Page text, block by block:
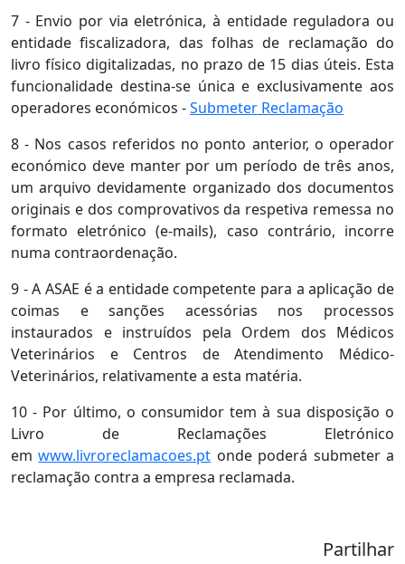
7 - Envio por via eletrónica, à entidade reguladora ou
entidade fiscalizadora, das folhas de reclamação do
livro físico digitalizadas, no prazo de 15 dias úteis. Esta
funcionalidade destina-se única e exclusivamente aos
operadores económicos -Submeter Reclamação
8 - Nos casos referidos no ponto anterior, o operador
económico deve manter por um período de três anos,
um arquivo devidamente organizado dos documentos
originais e dos comprovativos da respetiva remessa no
formato eletrónico (e-mails), caso contrário, incorre
numa contraordenação.
9 - A ASAE é a entidade competente para a aplicação de
coimas e sanções acessórias nos processos
instaurados e instruídos pela Ordem dos Médicos
Veterinários e Centros de Atendimento Médico-
Veterinários, relativamente a esta matéria.
10 - Por último, o consumidor tem à sua disposição o
Livro de Reclamações Eletrónico
emwww.livroreclamacoes.pt onde poderá submeter a
reclamação contra a empresa reclamada.
Partilhar